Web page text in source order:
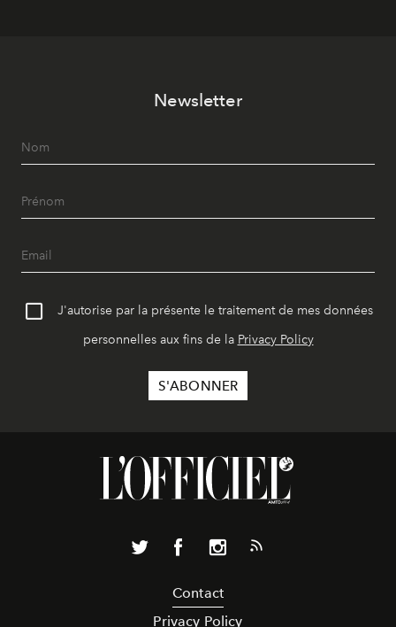
Newsletter
J'autorise par la présente le traitement de mes données
personnelles aux fins de la Privacy Policy
Contact
Privacy Policy